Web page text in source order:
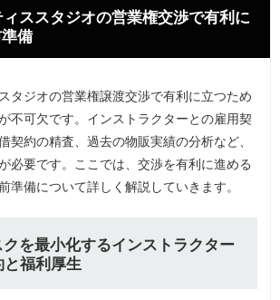
ススタジオの営業権交渉で有利に
備
タジオの営業権譲渡交渉で有利に立つため
不可欠です。インストラクターとの雇用契
契約の精査、過去の物販実績の分析など、
必要です。ここでは、交渉を有利に進める
準備について詳しく解説していきます。
を最小化するインストラクター
と福利厚生